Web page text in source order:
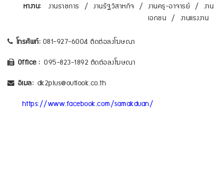
หางาน:
งานราชการ / งานรัฐวิสาหกิจ / งานครู-อาจารย์ / งาน
เอกชน / งานแรงงาน
โทรศัพท์: 081-927-6004 ติดต่อลงโฆษณา
Office : 095-823-1892 ติดต่อลงโฆษณา
อีเมล: dk2plus@outlook.co.th
https://www.facebook.com/samakduan/